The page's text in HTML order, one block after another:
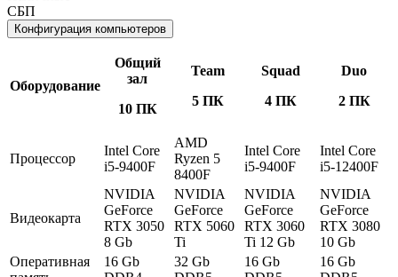
СБП
Конфигурация компьютеров
Оборудование
Общий
зал
10 ПК
Team
5 ПК
Squad
4 ПК
Duo
2 ПК
Процессор
Intel Core
i5-9400F
AMD
Ryzen 5
8400F
Intel Core
i5-9400F
Intel Core
i5-12400F
Видеокарта
NVIDIA
GeForce
RTX 3050
8 Gb
NVIDIA
GeForce
RTX 5060
Ti
NVIDIA
GeForce
RTX 3060
Ti 12 Gb
NVIDIA
GeForce
RTX 3080
10 Gb
Оперативная
16 Gb
32 Gb
16 Gb
16 Gb